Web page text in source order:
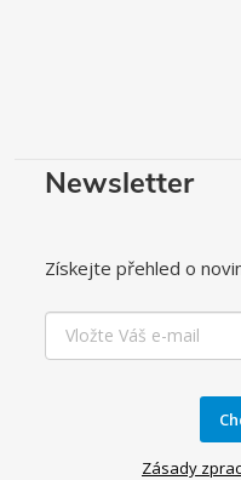
Newsletter
Získejte přehled o
Zásady